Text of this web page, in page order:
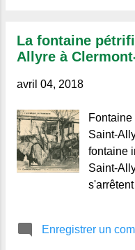
La fontaine
Allyre à
avril 04, 2018
Saint-
fontaine
Saint-
couche
Enregistrer un